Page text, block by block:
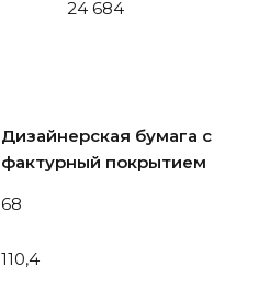
24 684
Дизайнерская бумага с
фактурный покрытием
68
110,4